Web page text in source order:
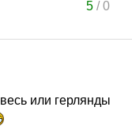
5/0
или герлянды